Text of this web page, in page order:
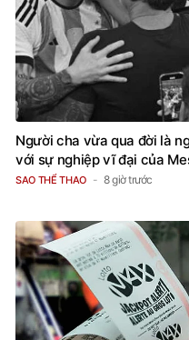
Người cha vừa qua đời là
với sự nghiệp vĩ đại của
SAO THỂ THAO 8 giờ trước